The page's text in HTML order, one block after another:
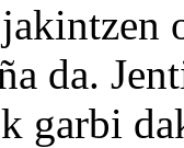
da.
garbi